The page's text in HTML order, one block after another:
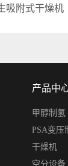
吸附式干燥机
产品中
甲醇制氢
PSA变压
干燥机
空分设备